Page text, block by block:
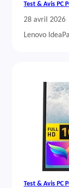
Test & Avis PC
28 avril 2026
Lenovo
Test & Avis PC